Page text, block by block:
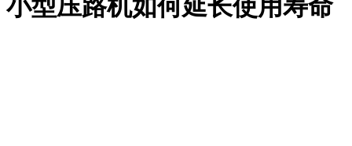
小型压路机如何延长使用寿命